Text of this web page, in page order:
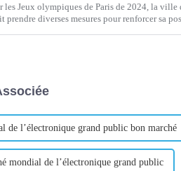
les Jeux olympiques de Paris de 2024, la
prendre diverses mesures pour renforcer sa
de l’électronique grand public bon marché
mondial de l’électronique grand public